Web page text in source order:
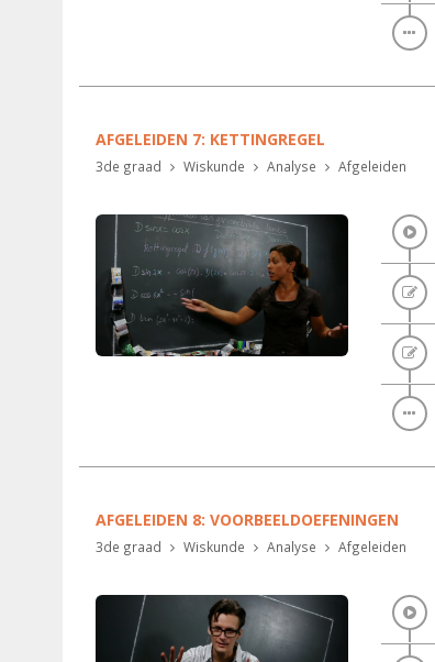
AFGELEIDEN 7: KETTINGREGEL
3de graad Wiskunde Analyse Afgeleiden
AFGELEIDEN 8: VOORBEELDOEFENINGEN
3de graad Wiskunde Analyse Afgeleiden